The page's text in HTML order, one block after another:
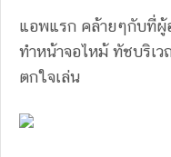
แอพแรก คล้ายๆกับที่ผู้
ทำหน้าจอไหม้ ทัชบริเ
ตกใจเล่น